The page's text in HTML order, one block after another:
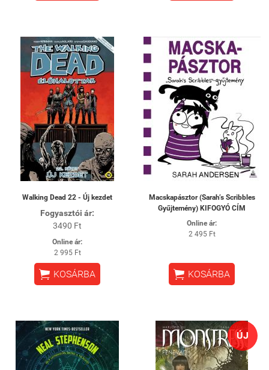
Walking Dead 22 - Új kezdet
Fogyasztói ár:
3490 Ft
Online ár:
2 995 Ft
 KOSÁRBA
Macskapásztor (Sarah’s Scribbles
Gyűjtemény) KIFOGYÓ CÍM
Online ár:
2 495 Ft
 KOSÁRBA
ÚJ